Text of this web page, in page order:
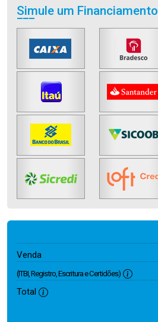
Simule um Financiamento
Venda
(ITBI, Registro, Escritura e Certidões)
Total